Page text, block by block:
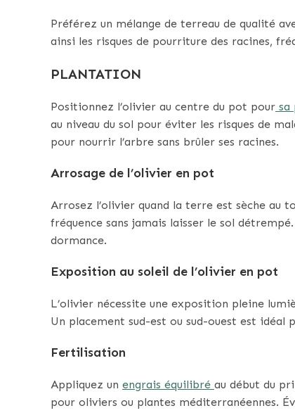
Préférez un mélange de terreau de qualité
ainsi les risques de pourriture des racines,
PLANTATION
Positionnez l’olivier au centre du pot pour sa
au niveau du sol pour éviter les risques de
pour nourrir l’arbre sans brûler ses racines.
Arrosage de l’olivier en pot
Arrosez l’olivier quand la terre est sèche au
fréquence sans jamais laisser le sol
dormance.
Exposition au soleil de l’olivier en pot
L’olivier nécessite une exposition pleine
Un placement sud-est ou sud-ouest est idéal
Fertilisation
Appliquez un engrais équilibré au début du
pour oliviers ou plantes méditerranéennes.